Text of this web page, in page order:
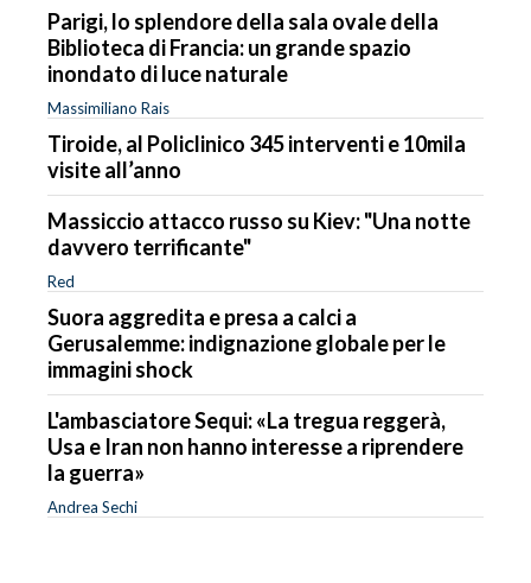
Parigi, lo splendore della sala ovale della
Biblioteca di Francia: un grande spazio
inondato di luce naturale
Massimiliano Rais
Tiroide, al Policlinico 345 interventi e 10mila
visite all’anno
Massiccio attacco russo su Kiev: "Una notte
davvero terrificante"
Red
Suora aggredita e presa a calci a
Gerusalemme: indignazione globale per le
immagini shock
L'ambasciatore Sequi: «La tregua reggerà,
Usa e Iran non hanno interesse a riprendere
la guerra»
Andrea Sechi